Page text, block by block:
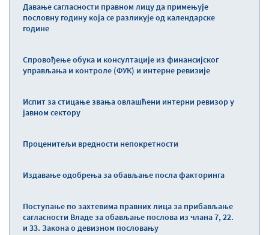
Давање сагласности правном лицу да примењује
пословну годину која се разликује од календарске
године
Спровођење обука и консултације из финансијског
управљања и контроле (ФУК) и интерне ревизије
Испит за стицање звања овлашћени интерни ревизор у
јавном сектору
Проценитељи вредности непокретности
Издавање одобрења за обављање посла факторинга
Поступање по захтевима правних лица за прибављање
сагласности Владе за обављање послова из члана 7, 22.
и 33. Закона о девизном пословању